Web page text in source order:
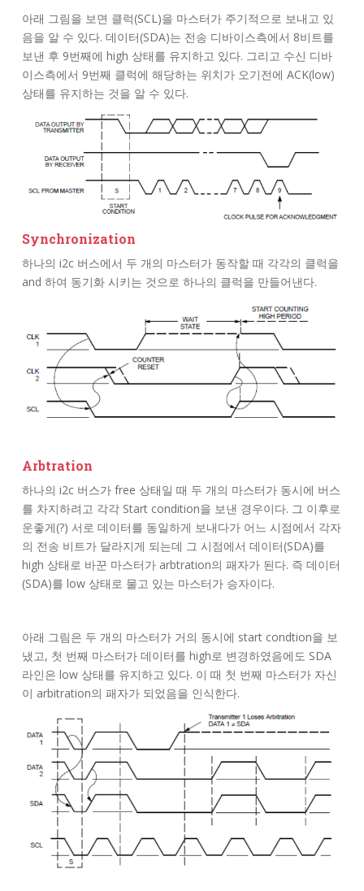
아래 그림을 보면 클럭(SCL)을 마스터가 주기적으로 보내고 있
음을 알 수 있다. 데이터(SDA)는 전송 디바이스측에서 8비트를
보낸 후 9번째에 high 상태를 유지하고 있다. 그리고 수신 디바
이스측에서 9번째 클럭에 해당하는 위치가 오기전에 ACK(low)
상태를 유지하는 것을 알 수 있다.
Synchronization
하나의 i2c 버스에서 두 개의 마스터가 동작할 때 각각의 클럭을
and 하여 동기화 시키는 것으로 하나의 클럭을 만들어낸다.
Arbtration
하나의 i2c 버스가 free 상태일 때 두 개의 마스터가 동시에 버스
를 차지하려고 각각 Start condition을 보낸 경우이다. 그 이후로
운좋게(?) 서로 데이터를 동일하게 보내다가 어느 시점에서 각자
의 전송 비트가 달라지게 되는데 그 시점에서 데이터(SDA)를
high 상태로 바꾼 마스터가 arbtration의 패자가 된다. 즉 데이터
(SDA)를 low 상태로 물고 있는 마스터가 승자이다.
아래 그림은 두 개의 마스터가 거의 동시에 start condtion을 보
냈고, 첫 번째 마스터가 데이터를 high로 변경하였음에도 SDA
라인은 low 상태를 유지하고 있다. 이 때 첫 번째 마스터가 자신
이 arbitration의 패자가 되었음을 인식한다.